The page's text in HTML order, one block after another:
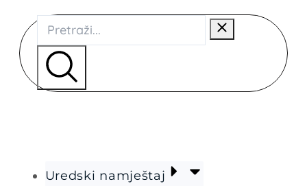
Uredski namještaj